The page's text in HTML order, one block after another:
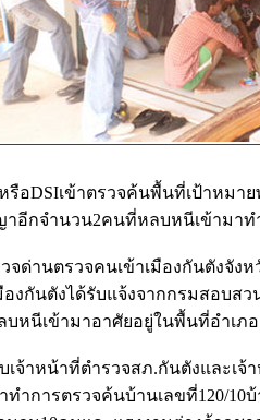
อDSIเข้าตรวจค้นพื้นที่เป้าหมา
าอีกจำนวน2คนที่หลบหนีเข้ามาท
จด่านตรวจคนเข้าเมืองกันตังจัง
งกันตังได้รับแจ้งจากกรมสอบส
หนีเข้ามาอาศัยอยู่ในพื้นที่อำเภ
เจ้าหน้าที่ตำรวจสภ.กันตังและ
ทำการตรวจค้นบ้านเลขที่120/